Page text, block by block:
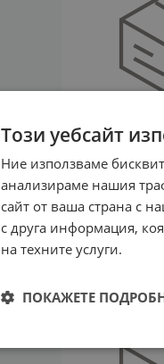
БИЛКОВИТА
2.16 € /
Този уебсайт
Ние използваме
анализираме нашия
сайт от ваша страна с
с друга информация,
на техните услуги.
ПОКАЖЕТЕ